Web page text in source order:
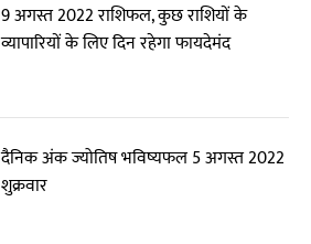
9 अगस्त 2022 राशिफल, कुछ राशियों के
व्यापारियों के लिए दिन रहेगा फायदेमंद
दैनिक अंक ज्योतिष भविष्यफल 5 अगस्त 2022
शुक्रवार